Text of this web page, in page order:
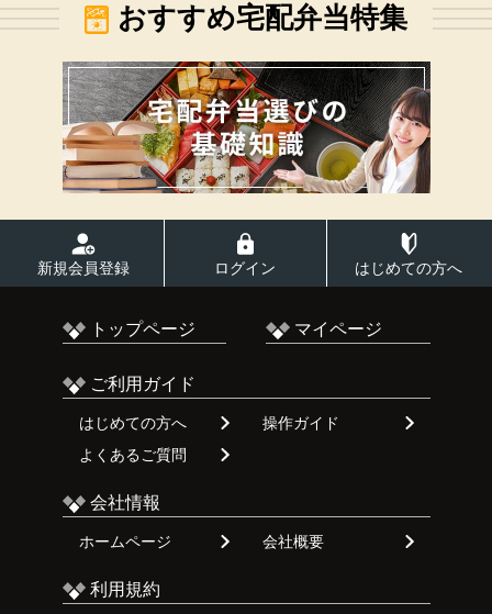
おすすめ宅配弁当特集
新規会員登録 ログイン はじめての方へ
トップページ マイページ
ご利用ガイド
はじめての方へ
操作ガイド
よくあるご質問
会社情報
ホームページ 会社概要
利用規約